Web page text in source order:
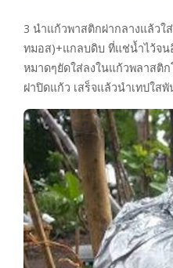
3 นำแก้วพาสติกผ่ากลางแล้วใ
ทมอส)+แกลบดิบ ที่แช่น้ำไว้จ
หมาดๆยัดใส่ลงในแก้วพลาสติ
ฝาปิดแก้ว เสร็จแล้วนำเทปใส